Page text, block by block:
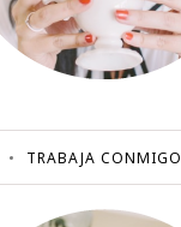
TRABAJA CONMIGO